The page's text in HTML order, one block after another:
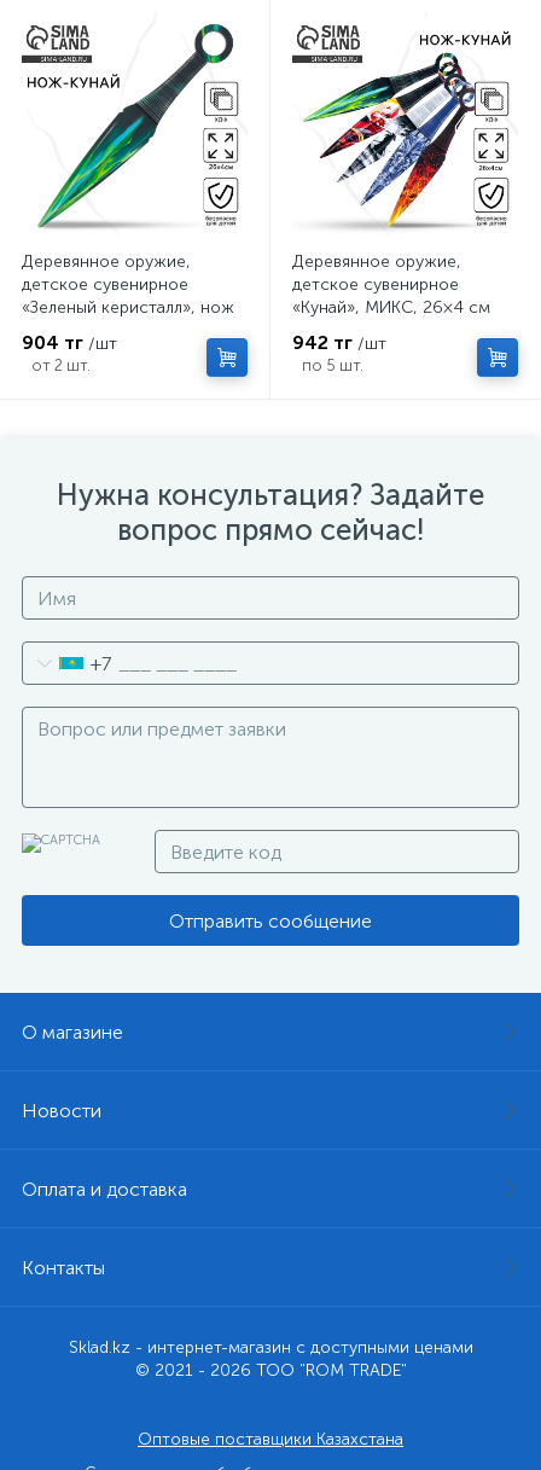
Деревянное оружие,
детское сувенирное
«Зеленый керисталл», нож
904 тг /шт
от 2 шт.
Деревянное оружие,
детское сувенирное
«Кунай», МИКС, 26×4 см
942 тг /шт
по 5 шт.
Нужна консультация? Задайте
вопрос прямо сейчас!
+7
Отправить сообщение
О магазине
Новости
Оплата и доставка
Контакты
Sklad.kz - интернет-магазин с доступными ценами
© 2021 - 2026 ТОО "ROM TRADE"
Оптовые поставщики Казахстана